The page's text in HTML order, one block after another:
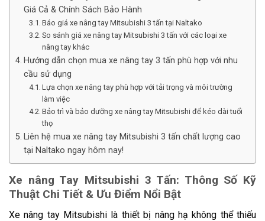
Giá Cả & Chính Sách Bảo Hành
Báo giá xe nâng tay Mitsubishi 3 tấn tại Naltako
So sánh giá xe nâng tay Mitsubishi 3 tấn với các loại xe
nâng tay khác
Hướng dẫn chọn mua xe nâng tay 3 tấn phù hợp với nhu
cầu sử dụng
Lựa chọn xe nâng tay phù hợp với tải trọng và môi trường
làm việc
Bảo trì và bảo dưỡng xe nâng tay Mitsubishi để kéo dài tuổi
thọ
Liên hệ mua xe nâng tay Mitsubishi 3 tấn chất lượng cao
tại Naltako ngay hôm nay!
Xe nâng Tay Mitsubishi 3 Tấn: Thông Số Kỹ
Thuật Chi Tiết & Ưu Điểm Nổi Bật
Xe nâng tay Mitsubishi là thiết bị nâng hạ không thể thiếu